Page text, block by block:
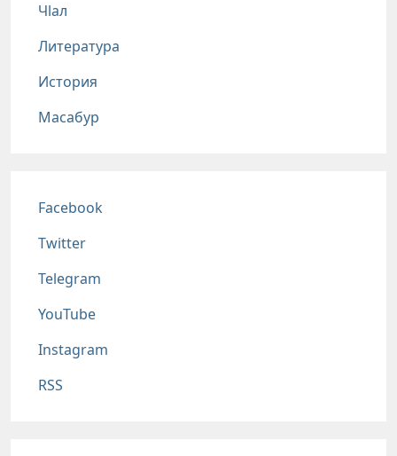
Чlал
Литература
История
Масабур
Соц сети
Facebook
Twitter
Telegram
YouTube
Instagram
RSS